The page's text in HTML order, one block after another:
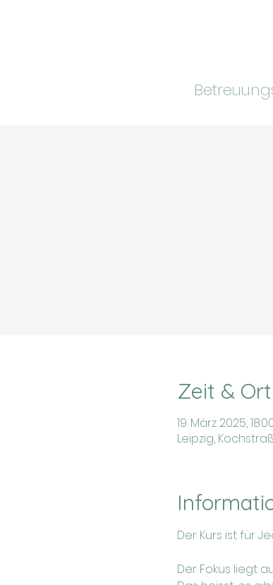
Zeit & Ort
19. März 2025,
Leipzig,
Der Kurs ist für
Der Fokus liegt